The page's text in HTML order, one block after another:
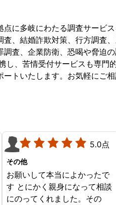
点に多岐にわたる調査サービ
、結婚詐欺対策、行方調査
査、企業防衛、恐喝や脅迫
し、苦情受付サービスも専門
トいたします。お気軽にご相
5.0点
その他
お願いして本当によかったで
す とにかく親身になって相談
にのってくれました。その